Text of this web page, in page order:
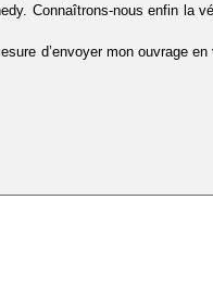
Connaîtrons-nous enfin la
d’envoyer mon ouvrage